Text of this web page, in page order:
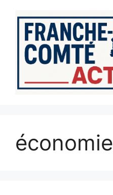
contenu
économie